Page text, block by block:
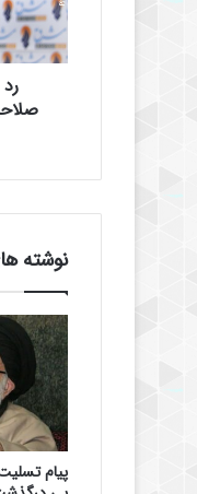
ی
ت
ک
د
ی
ا
ص
ل
ا
ح
ط
ل
ب
ر
نوشته
پیام